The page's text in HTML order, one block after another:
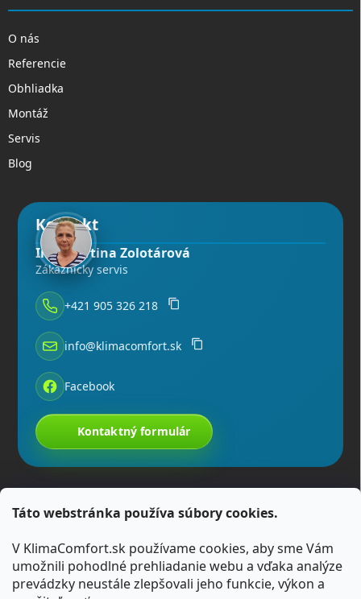
Táto webstránka používa súbory cookies.
V KlimaComfort.sk používame cookies, aby sme Vám
umožnili pohodlné prehliadanie webu a vďaka analýze
prevádzky neustále zlepšovali jeho funkcie, výkon a
O nás
Referencie
Obhliadka
Montáž
Servis
Blog
Kontakt
Ing. Martina Zolotárová
Zákaznícky servis
+421 905 326 218
info@klimacomfort.sk
Facebook
Kontaktný formulár